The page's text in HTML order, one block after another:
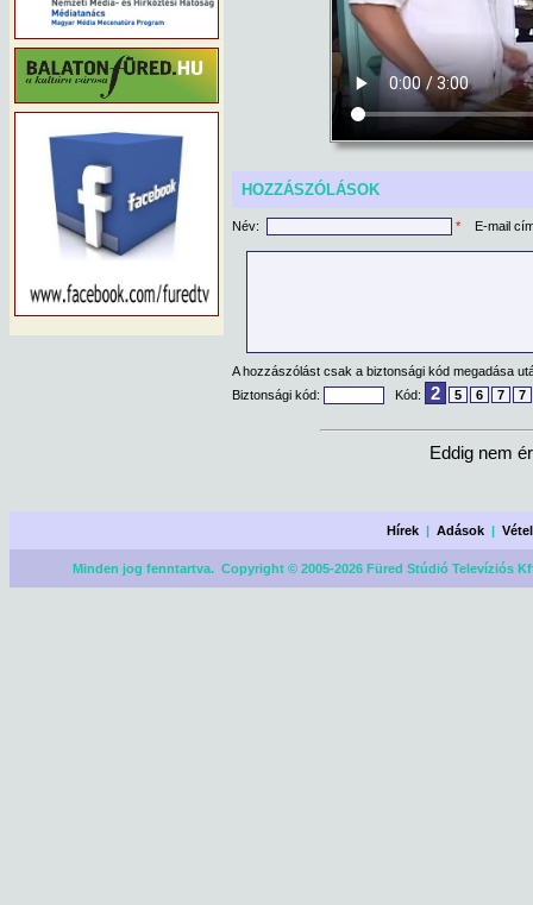
HOZZÁSZÓLÁSOK
Név: * E-mail
A hozzászólást csak a biztonsági kód megadása
Biztonsági kód:
Kód: 2 5 6 7 7
Eddig nem
Hírek |Adások |
Minden jog fenntartva. Copyright © 2005-2026 Füred Stúdió Televíziós